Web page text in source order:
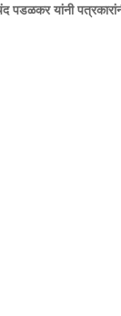
यांनी पत्रकारांनी